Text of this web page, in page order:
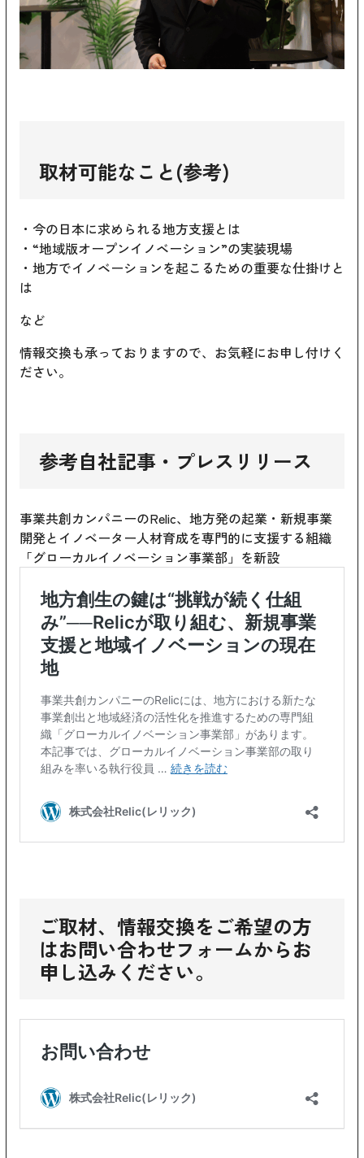
取材可能なこと(参考)
・今の日本に求められる地方支援とは
・“地域版オープンイノベーション”の実装現場
・地方でイノベーションを起こるための重要な仕掛けと
は
など
情報交換も承っておりますので、お気軽にお申し付けく
ださい。
参考自社記事・プレスリリース
事業共創カンパニーのRelic、地方発の起業・新規事業
開発とイノベーター人材育成を専門的に支援する組織
「グローカルイノベーション事業部」を新設
ご取材、情報交換をご希望の方
はお問い合わせフォームからお
申し込みください。